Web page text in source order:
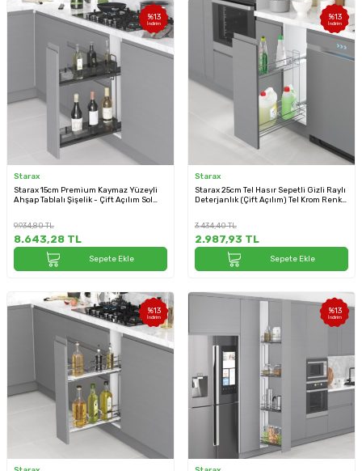
%13
İndirim
Starax
Starax 15cm Premium Kaymaz Yüzeyli
Ahşap Tablalı Şişelik - Çift Açılım Sol
9.934,80TL
8.643,28 TL
Sepete Ekle
%13
İndirim
Starax
Starax 25cm Tel Hasır Sepetli Gizli Raylı
Deterjanlık (Çift Açılım) Tel Krom Renk
3.434,40TL
2.987,93 TL
Sepete Ekle
%13
İndirim
%13
İndirim